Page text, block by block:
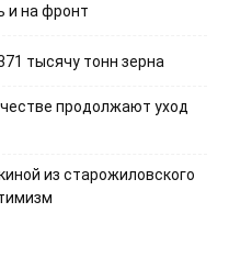
и на фронт
тысячу тонн зерна
продолжают уход
из старожиловского